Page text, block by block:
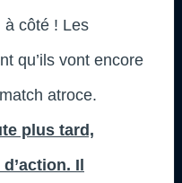
côté ! Les
qu’ils vont encore
atroce.
plus tard,
Il